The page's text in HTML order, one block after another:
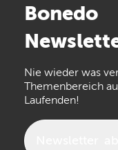
Arturia
the t.bone
Walrus Audio
Bonedo
Nie wieder was
Themenbereich
Laufenden!